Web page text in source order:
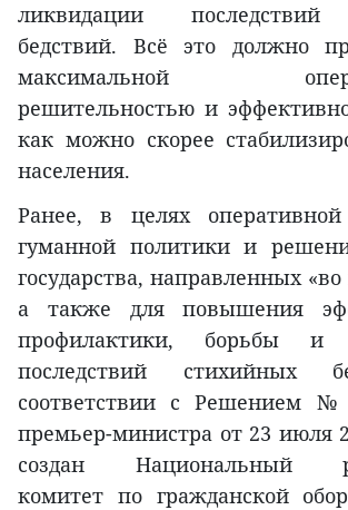
ликвидации последствий
бедствий. Всё это должно
максимальной
решительностью и
как можно скорее
населения.
Ранее, в целях оперативной
гуманной политики и
государства, направленных
а также для повышения
профилактики, борьбы и
последствий стихийных
соответствии с Решением №
премьер-министра от 23 июля
создан Национальный
комитет по гражданской